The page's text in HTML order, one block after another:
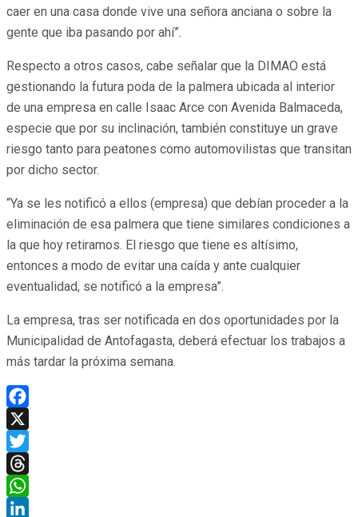
caer en una casa donde vive una señora anciana o sobre la
gente que iba pasando por ahí”.
Respecto a otros casos, cabe señalar que la DIMAO está
gestionando la futura poda de la palmera ubicada al interior
de una empresa en calle Isaac Arce con Avenida Balmaceda,
especie que por su inclinación, también constituye un grave
riesgo tanto para peatones como automovilistas que transitan
por dicho sector.
“Ya se les notificó a ellos (empresa) que debían proceder a la
eliminación de esa palmera que tiene similares condiciones a
la que hoy retiramos. El riesgo que tiene es altísimo,
entonces a modo de evitar una caída y ante cualquier
eventualidad, se notificó a la empresa”.
La empresa, tras ser notificada en dos oportunidades por la
Municipalidad de Antofagasta, deberá efectuar los trabajos a
más tardar la próxima semana.
Facebook
X
Twitter
Threads
WhatsApp